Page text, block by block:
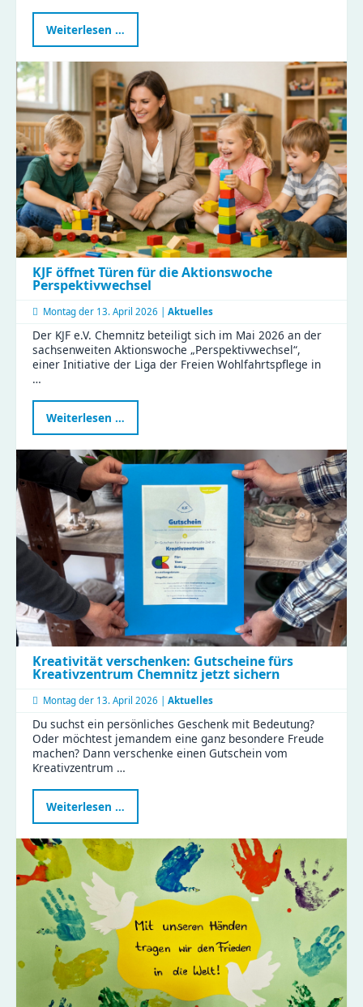
Weiterlesen …
des
Sächsischen
Landtags
zu
Besuch
im
Haus
Liddy
KJF öffnet Türen für die Aktionswoche
Perspektivwechsel
Montag der 13. April 2026 | Aktuelles
Der KJF e.V. Chemnitz beteiligt sich im Mai 2026 an der
sachsenweiten Aktionswoche „Perspektivwechsel“,
einer Initiative der Liga der Freien Wohlfahrtspflege in
…
Weiterlesen …
öffnet
Türen
für
die
Aktionswoche
Perspektivwechsel
Kreativität verschenken: Gutscheine fürs
Kreativzentrum Chemnitz jetzt sichern
Montag der 13. April 2026 | Aktuelles
Du suchst ein persönliches Geschenk mit Bedeutung?
Oder möchtest jemandem eine ganz besondere Freude
machen? Dann verschenke einen Gutschein vom
Kreativzentrum …
Weiterlesen …
verschenken:
fürs
Kreativzentrum
Chemnitz
jetzt
sichern